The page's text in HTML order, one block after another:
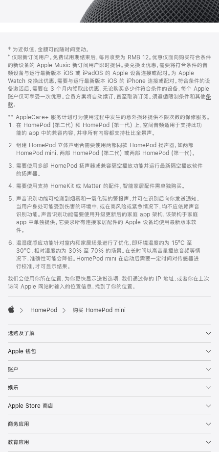
页
页
脚
注
‡ 为近似值。金额可能随时间变动。
⁺ 仅限新订阅用户。免费试用期结束后，每月收费为 RMB 12。优惠仅面向购买符合条件
的新设备的 Apple Music 新订阅用户限时提供。要兑换此优惠，需要将符合条件的音
频设备与运行最新版本 iOS 或 iPadOS 的 Apple 设备连接或配对。为 Apple
Watch 兑换此优惠，需要与运行最新版本 iOS 的 iPhone 连接或配对。符合条件的设
备激活后，需要在 3 个月内领取此优惠。无论购买多少件符合条件的设备，每个 Apple
账户仅可享受一次优惠。会员方案将自动续订，直至取消订阅。须遵循限制条件和其他条
款。
窗
口
中
打
开)
** AppleCare+ 服务计划可为使用过程中发生的意外损坏提供不限次数的保修服务。
在 HomePod (第二代) 和 HomePod (第一代) 上，空间音频适用于支持此功
能的 app 中的兼容内容。并非所有内容都支持杜比全景声。
组建 HomePod 立体声组合需要使用两部同款 HomePod 扬声器，如两部
HomePod mini、两部 HomePod (第二代) 或两部 HomePod (第一代)。
需要使用多部 HomePod 扬声器或兼容隔空播放功能并运行最新隔空播放软件
的扬声器。
需要使用支持 HomeKit 或 Matter 的配件。智能家居配件需单独购买。
声音识别功能可检测到烟雾和一氧化碳的警报声，并可在识别后向你发送通知。
当用户身处可能受到伤害的环境中，或在高风险或紧急情况下，均不应依赖声音
识别功能。声音识别功能需要使用升级更新后的家庭 app 架构，该架构于家庭
app 中单独提供。它要求所有连接家居配件的 Apple 设备均使用最新版本软
件。
温湿度感应功能针对室内和家居场景进行了优化，即环境温度约为 15ºC 至
30ºC、相对湿度约为 30% 至 70% 的场景。在长时间以高音量播放音频等情
况下，准确性可能会降低。HomePod mini 在启动后需要一定时间对传感器进
行校准，才可显示结果。
我们会使用你所在位置，为你更快显示送货选项。我们通过你的 IP 地址，或者你在上次
访问 Apple 网站时输入的位置信息，找到了你的位置。
HomePod 购买 HomePod mini
选购及了解
Apple 钱包
账户
娱乐
Apple Store 商店
商务应用
教育应用